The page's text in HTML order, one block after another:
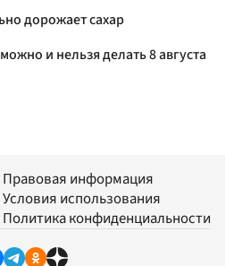
дорожает сахар
и нельзя делать 8 августа
Правовая информация
Условия использования
Политика конфиденциальности